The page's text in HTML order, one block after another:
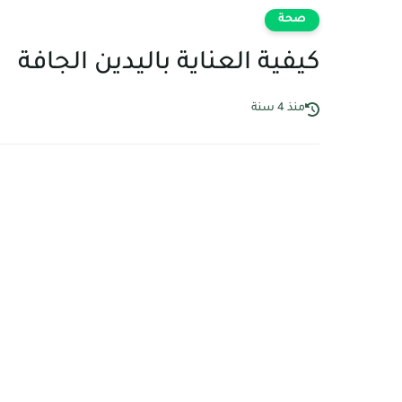
صحة
كيفية العناية باليدين الجافة
منذ 4 سنة